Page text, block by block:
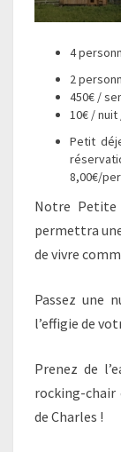
4
2
450€ /
10€ /
Petit
8,00€/
Notre Petite
permettra
de vivre
Passez une
l’effigie de
Prenez de
rocking-chair
de Charles !